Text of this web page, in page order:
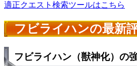
適正クエスト検索ツールはこちら
フビライハンの最新
フビライハン（獣神化）の